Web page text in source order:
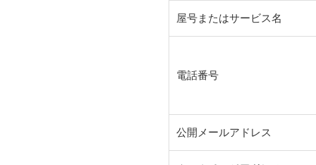
屋号またはサービス名
電話番号
公開メールアドレス